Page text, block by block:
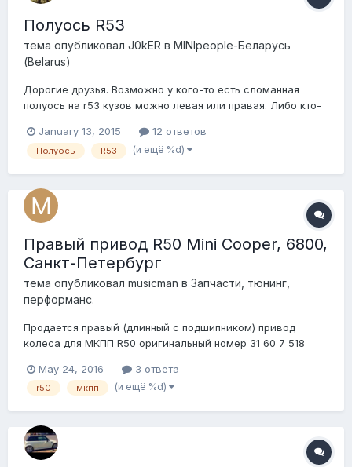
Полуось R53
тема опубликовал J0kER в MINIpeople-Беларусь
(Belarus)
Дорогие друзья. Возможно у кого-то есть сломанная
полуось на r53 кузов можно левая или правая. Либо кто-
трипод на нашу полуось, каталоги его зовут ( муфта с
шипами, приводной вал ) поиск по интернету в этом
January 13, 2015 12 ответов
Полуось R53 (и ещё %d)
Правый привод R50 Mini Cooper, 6800,
Санкт-Петербург
тема опубликовал musicman в Запчасти, тюнинг,
перформанс.
Продается правый (длинный с подшипником) привод
колеса для МКПП R50 оригинальный номер 31 60 7 518
проблему авто устранили без замены приводного вала.
Тел. +7(921)4О6-21-66, Дмитрий, Санкт-Петербург
May 24, 2016 3 ответа
r50 мкпп (и ещё %d)